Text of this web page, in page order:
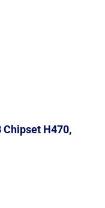
Chipset H470,
LGA1200, mATX